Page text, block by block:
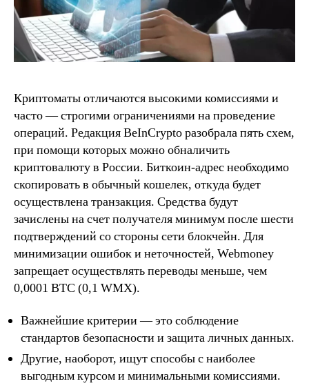
Криптоматы отличаются высокими комиссиями и
часто — строгими ограничениями на проведение
операций. Редакция BeInCrypto разобрала пять схем,
при помощи которых можно обналичить
криптовалюту в России. Биткоин-адрес необходимо
скопировать в обычный кошелек, откуда будет
осуществлена транзакция. Средства будут
зачислены на счет получателя минимум после шести
подтверждений со стороны сети блокчейн. Для
минимизации ошибок и неточностей, Webmoney
запрещает осуществлять переводы меньше, чем
0,0001 BTC (0,1 WMX).
Важнейшие критерии — это соблюдение
стандартов безопасности и защита личных данных.
Другие, наоборот, ищут способы с наиболее
выгодным курсом и минимальными комиссиями.